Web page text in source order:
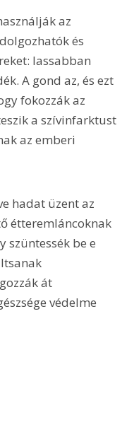
az
és
lassabban
A gond az, és ezt
fokozzák az
a szívinfarktust
az emberi
hadat üzent az
étteremláncoknak
szüntessék be e
át
védelme